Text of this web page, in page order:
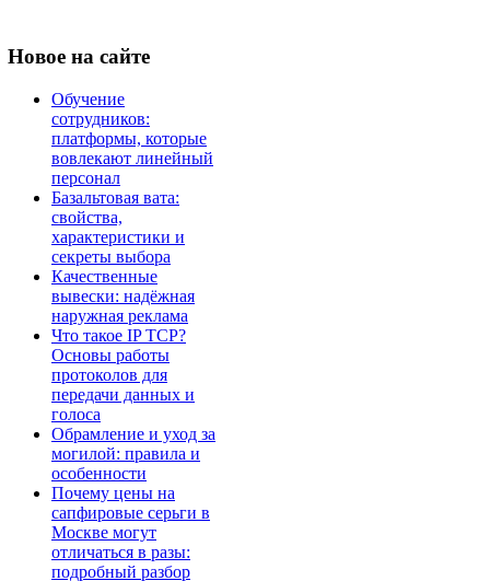
Новое на сайте
Обучение
сотрудников:
платформы, которые
вовлекают линейный
персонал
Базальтовая вата:
свойства,
характеристики и
секреты выбора
Качественные
вывески: надёжная
наружная реклама
Что такое IP TCP?
Основы работы
протоколов для
передачи данных и
голоса
Обрамление и уход за
могилой: правила и
особенности
Почему цены на
сапфировые серьги в
Москве могут
отличаться в разы:
подробный разбор